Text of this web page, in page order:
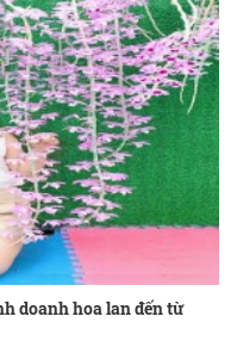
doanh hoa lan đến từ